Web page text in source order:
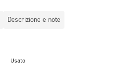
Descrizione e note
Usato